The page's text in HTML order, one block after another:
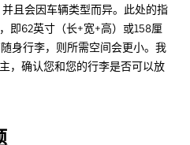
且会因车辆类型而异。此处的指
即62英寸（长+宽+高）或158厘
身行李，则所需空间会更小。我
，确认您和您的行李是否可以放